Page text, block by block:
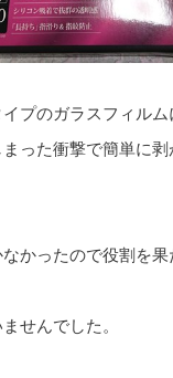
プのガラスフィルム
った衝撃で簡単に剥
かったので役割を
せんでした。